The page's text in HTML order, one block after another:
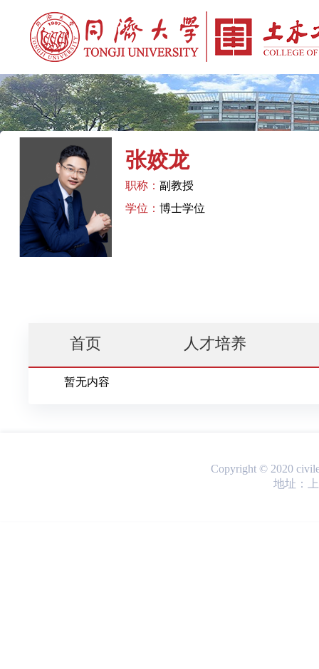
张姣龙
职称：副教授
学位：博士学位
首页 人才培养
暂无内容
Copyright © 2020
地址：